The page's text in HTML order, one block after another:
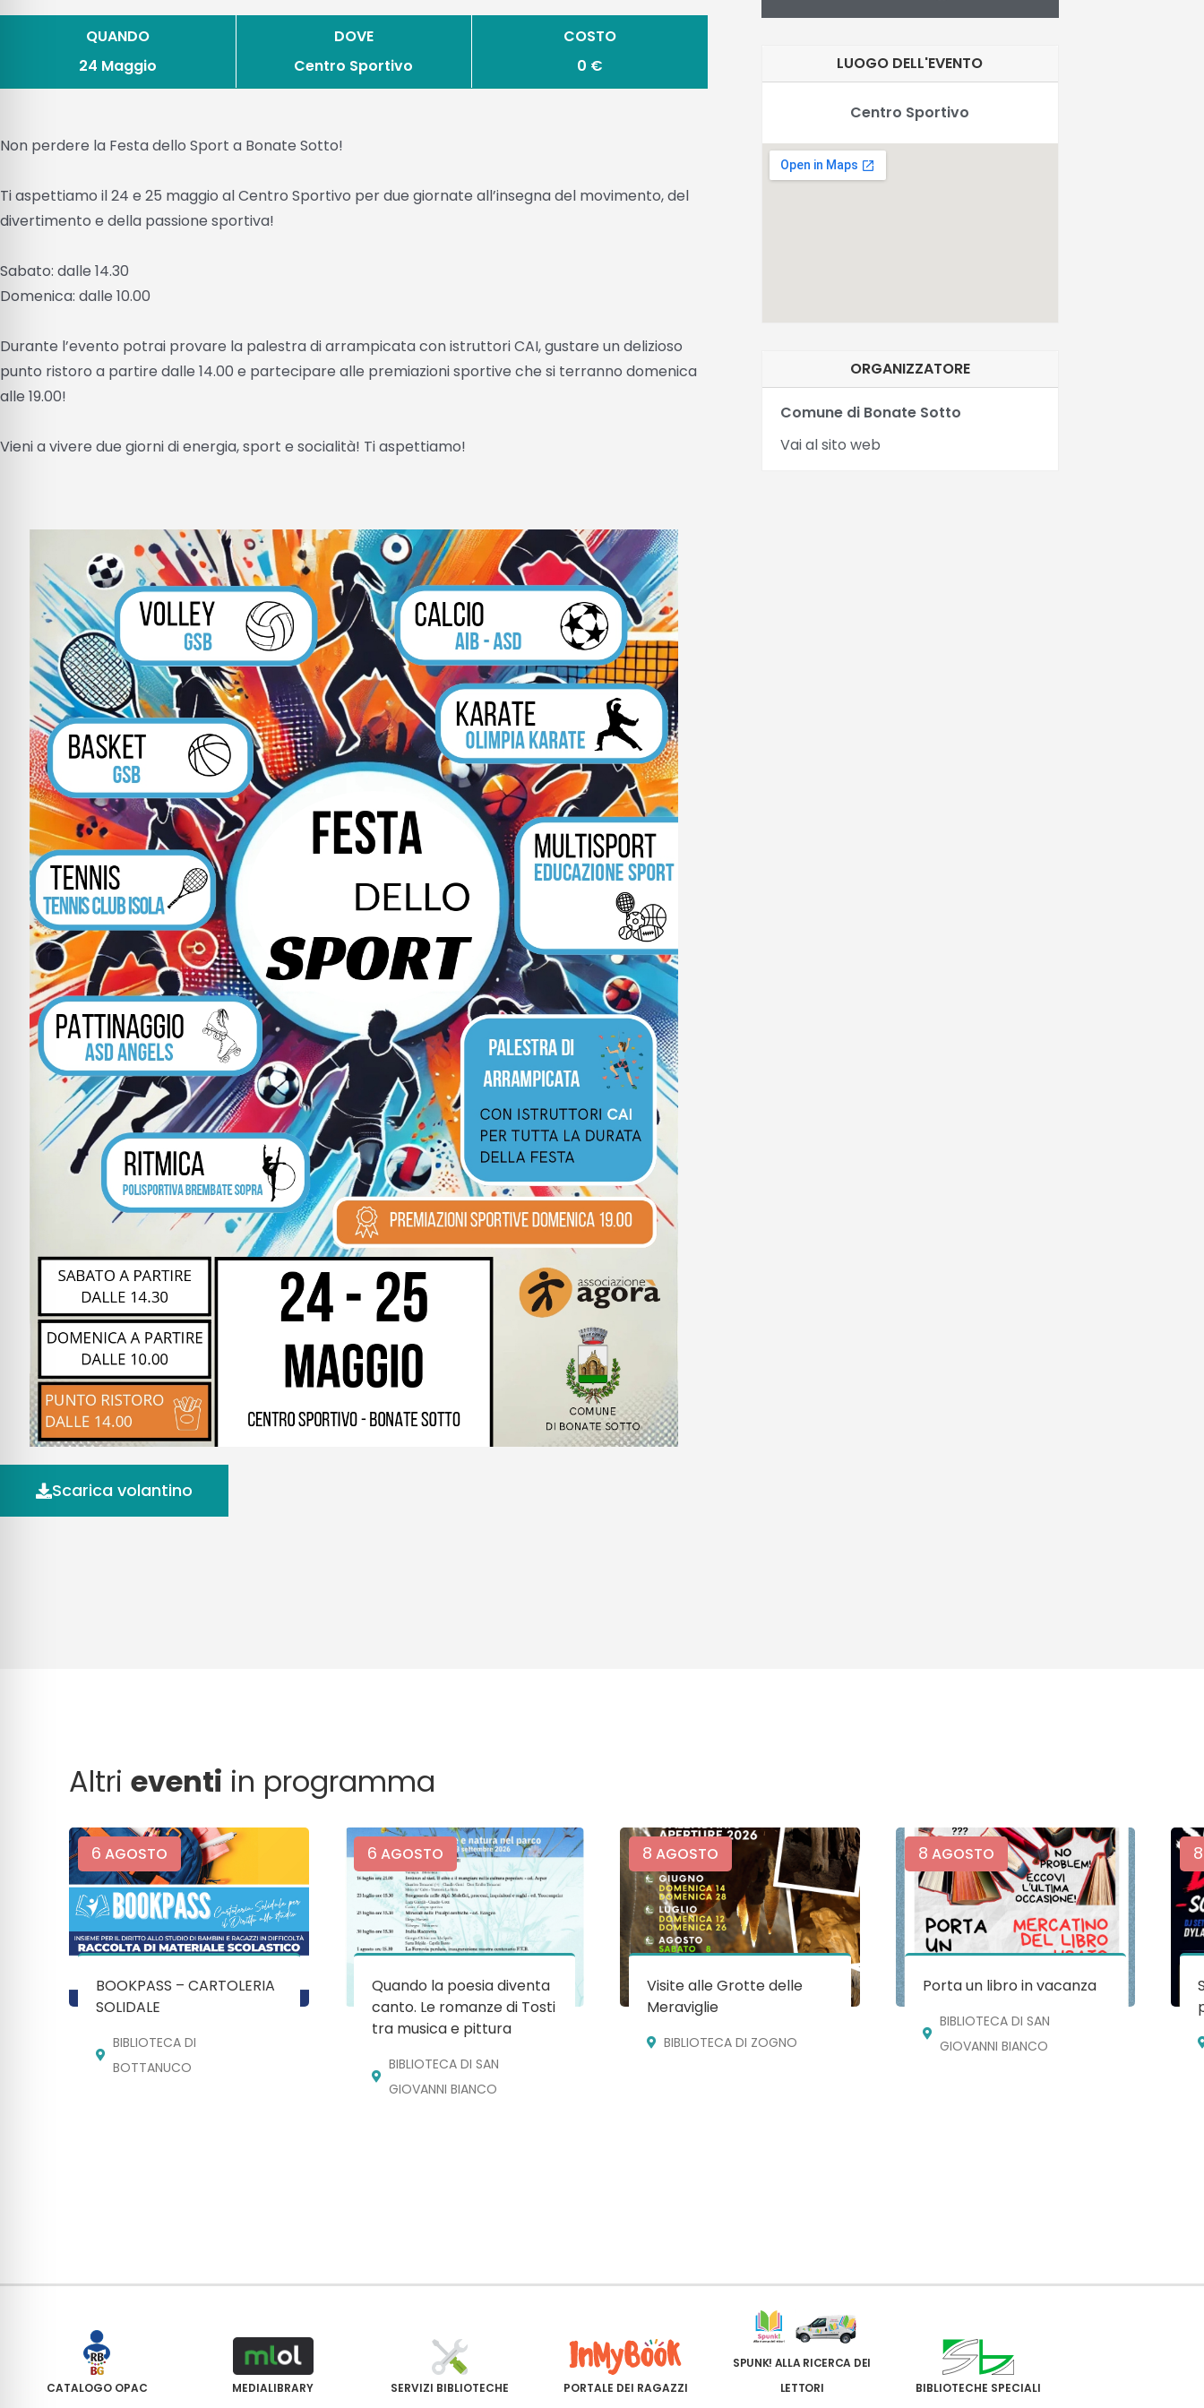
QUANDO
24 Maggio
DOVE
Centro Sportivo
COSTO
0 €
Non perdere la Festa dello Sport a Bonate Sotto!
Ti aspettiamo il 24 e 25 maggio al Centro Sportivo per due giornate all’insegna del movimento, del
divertimento e della passione sportiva!
Sabato: dalle 14.30
Domenica: dalle 10.00
Durante l’evento potrai provare la palestra di arrampicata con istruttori CAI, gustare un delizioso
punto ristoro a partire dalle 14.00 e partecipare alle premiazioni sportive che si terranno domenica
alle 19.00!
Vieni a vivere due giorni di energia, sport e socialità! Ti aspettiamo!
Scarica volantino
LUOGO DELL'EVENTO
Centro Sportivo
ORGANIZZATORE
Comune di Bonate Sotto
Vai al sito web
Altrieventi in programma
6 AGOSTO
BOOKPASS – CARTOLERIA
SOLIDALE
BIBLIOTECA DI
BOTTANUCO
6 AGOSTO
Quando la poesia diventa
canto. Le romanze di Tosti
tra musica e pittura
BIBLIOTECA DI SAN
GIOVANNI BIANCO
8 AGOSTO
Visite alle Grotte delle
Meraviglie
BIBLIOTECA DI ZOGNO
8 AGOSTO
Porta un libro in vacanza
BIBLIOTECA DI SAN
GIOVANNI BIANCO
8
CATALOGO OPAC MEDIALIBRARY SERVIZI BIBLIOTECHE PORTALE DEI RAGAZZI
SPUNK! ALLA RICERCA DEI
LETTORI
BIBLIOTECHE SPECIALI